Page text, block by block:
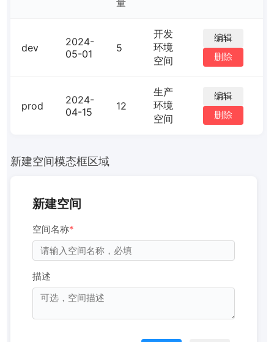
量
dev
2024-
05-01
5
开发
环境
空间
编辑
删除
prod
2024-
04-15
12
生产
环境
空间
编辑
删除
新建空间模态框区域
新建空间
空间名称*
描述